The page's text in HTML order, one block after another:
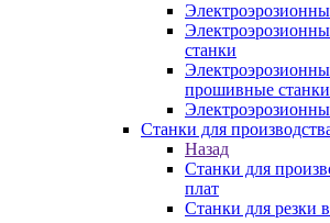
станки
прошивные станки
Станки для
Назад
Станки для
плат
Станки для резки